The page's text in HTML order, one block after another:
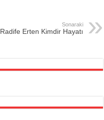
Sonaraki
Radife Erten Kimdir Hayatı